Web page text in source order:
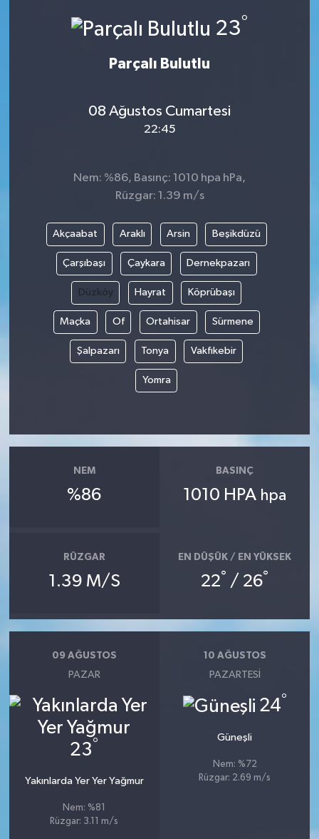
23°
Parçalı Bulutlu
08 Ağustos Cumartesi
22:45
Nem: %86, Basınç: 1010 hpa hPa,
Rüzgar: 1.39 m/s
Akçaabat Araklı Arsin Beşikdüzü
Çarşıbaşı Çaykara Dernekpazarı
Düzköy Hayrat Köprübaşı
Maçka Of Ortahisar Sürmene
Şalpazarı Tonya Vakfıkebir
Yomra
NEM
%86
BASINÇ
1010 HPA hpa
RÜZGAR
1.39 M/S
EN DÜŞÜK / EN YÜKSEK
22° / 26°
09 AĞUSTOS
PAZAR
23°
Yakınlarda Yer Yer Yağmur
Nem: %81
Rüzgar: 3.11 m/s
10 AĞUSTOS
PAZARTESI
24°
Güneşli
Nem: %72
Rüzgar: 2.69 m/s
Güvenlik
Kültür-Sanat
Resmi İlan
Siyaset
Teknoloji
Yaşam